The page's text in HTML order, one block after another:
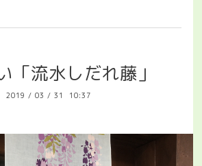
「流水しだれ藤」
2019 / 03 / 31 10:37